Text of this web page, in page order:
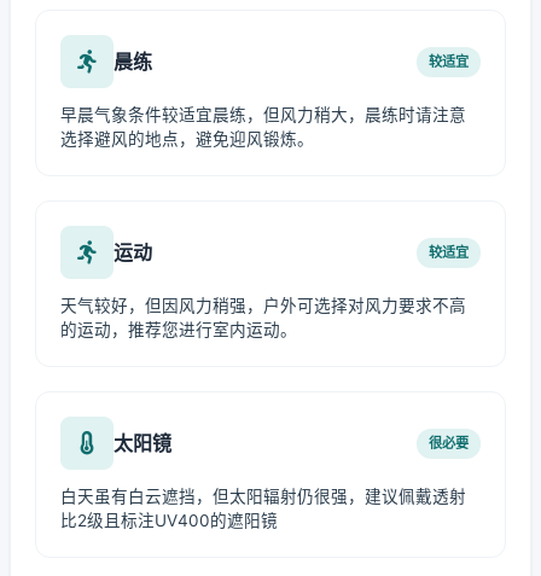
晨练 较适宜
早晨气象条件较适宜晨练，但风力稍大，晨练时请注意
选择避风的地点，避免迎风锻炼。
运动 较适宜
天气较好，但因风力稍强，户外可选择对风力要求不高
的运动，推荐您进行室内运动。
太阳镜 很必要
白天虽有白云遮挡，但太阳辐射仍很强，建议佩戴透射
比2级且标注UV400的遮阳镜